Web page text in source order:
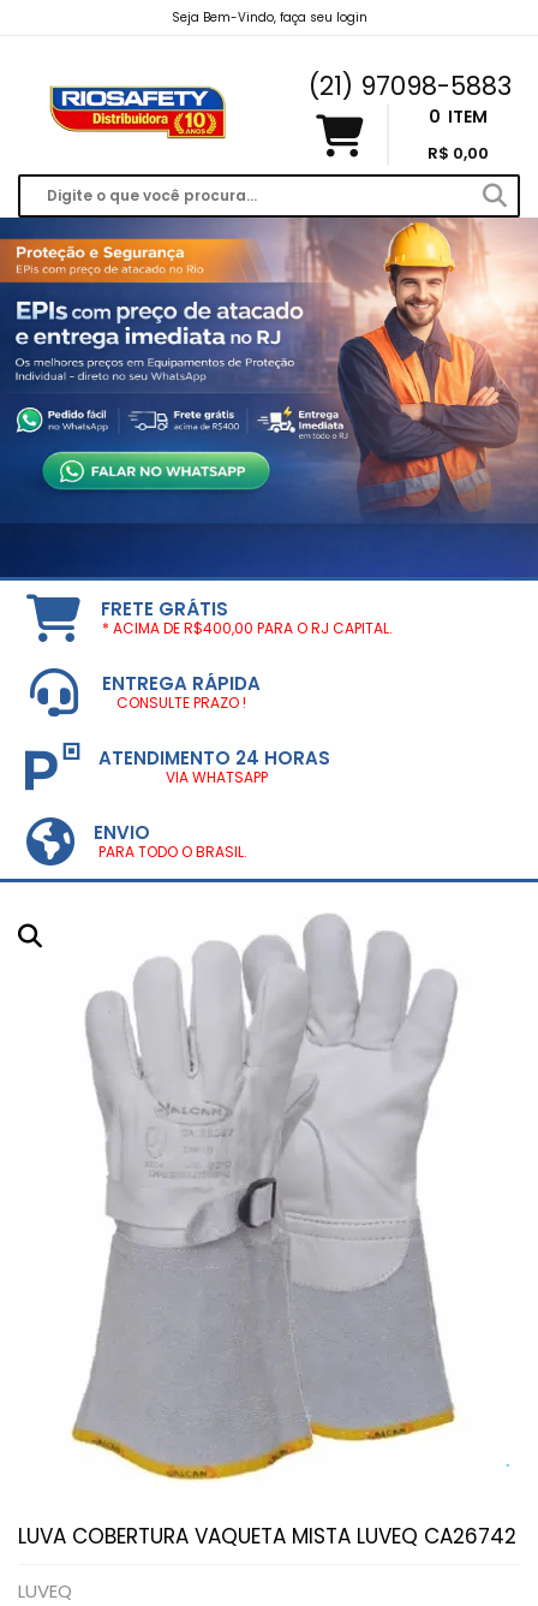
Seja Bem-Vindo, faça seu login
(21) 97098-5883
0 ITEM
R$ 0,00
FRETE GRÁTIS
* ACIMA DE R$400,00 PARA O RJ CAPITAL.
ENTREGA RÁPIDA
CONSULTE PRAZO !
ATENDIMENTO 24 HORAS
VIA WHATSAPP
ENVIO
PARA TODO O BRASIL.
LUVA COBERTURA VAQUETA MISTA LUVEQ CA26742
LUVEQ